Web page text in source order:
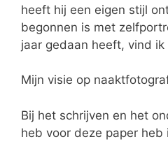
heeft hij een eigen stijl
begonnen is met
jaar gedaan heeft, vind
Mijn visie op
Bij het schrijven en het
heb voor deze paper heb